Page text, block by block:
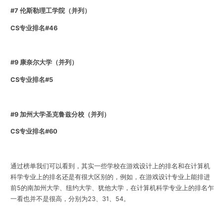
#7 伦斯勒理工学院（并列）
CS专业排名#46
#9 康奈尔大学（并列）
CS专业排名#5
#9 加州大学圣克鲁兹分校（并列）
CS专业排名#60
通过榜单我们可以看到，其实一些学校在游戏设计上的排名和在计算机
科学专业上的排名还是有很大区别的，例如，在游戏设计专业上能排进
前5的南加州大学、纽约大学、犹他大学，在计算机科学专业上的排名乍
一看也并不是很高，分别为23、31、54。